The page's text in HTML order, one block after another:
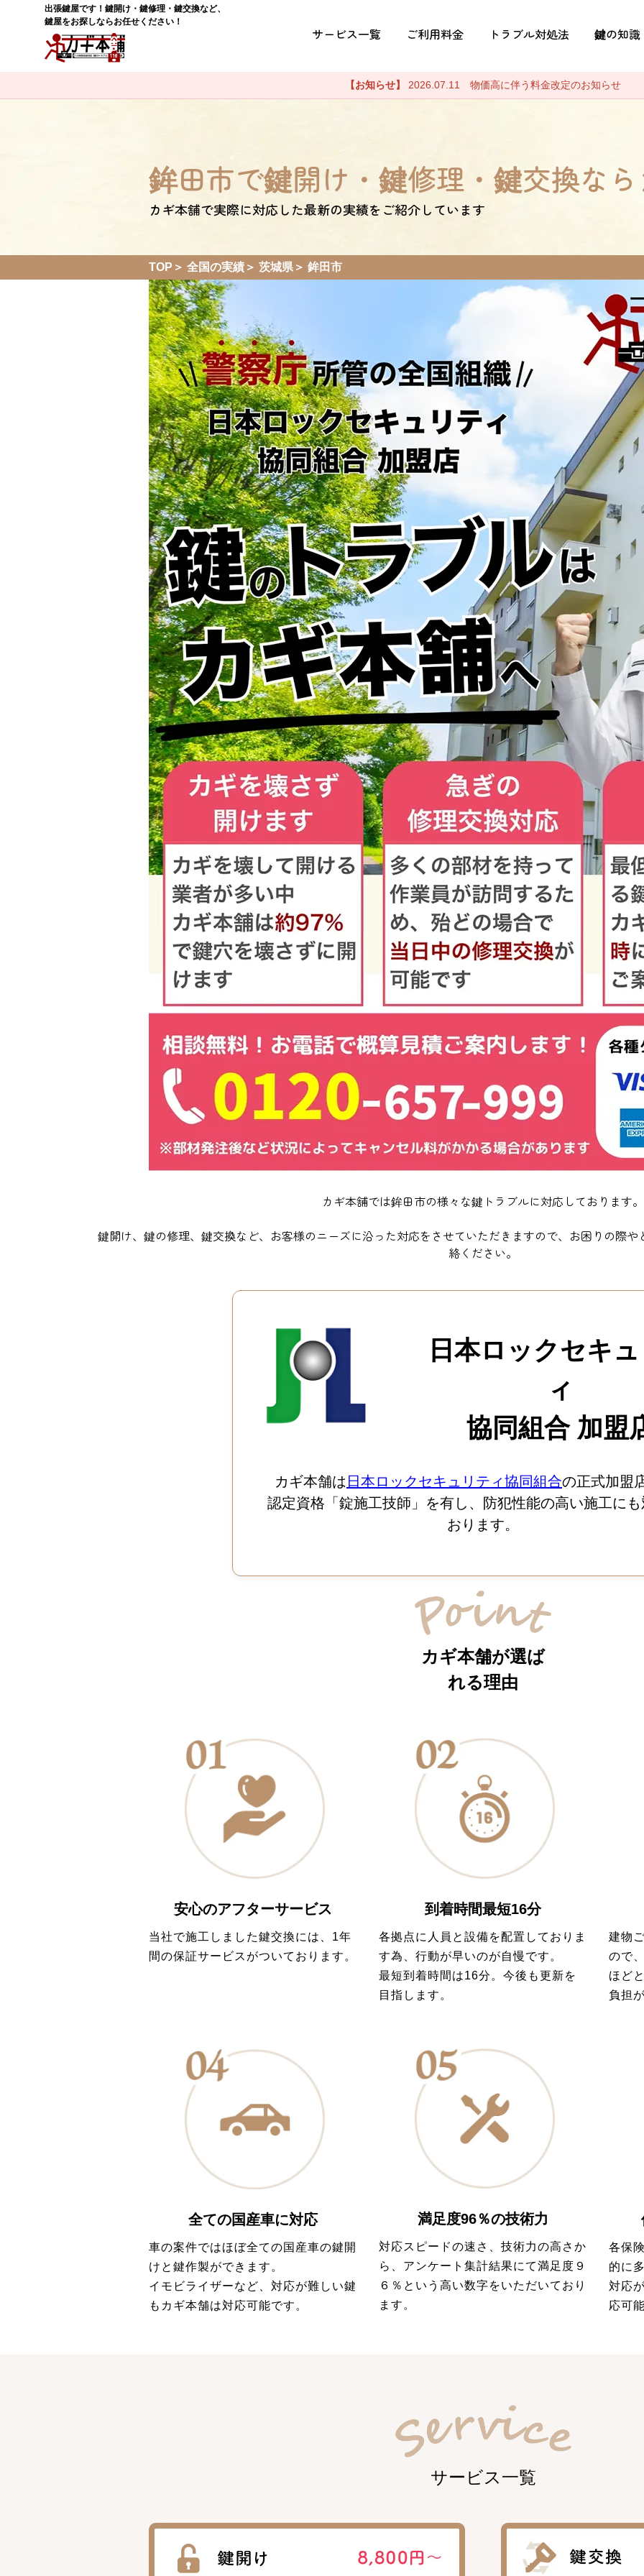
出張鍵屋です！鍵開け・鍵修理・鍵交換など、
鍵屋をお探しならお任せください！
サービス一覧 ご利用料金 トラブル対処法 鍵の知識
【お知らせ】 2026.07.11 物価高に伴う料金改定のお知らせ
鉾田市で鍵開け・鍵修理・鍵交換な
カギ本舗で実際に対応した最新の実績をご紹介しています
TOP 全国の実績 茨城県 鉾田市
カギ本舗では鉾田市の様々な鍵トラブルに対応しております。
鍵開け、鍵の修理、鍵交換など、お客様のニーズに沿った対応をさせていただきますので、お困りの際
絡ください。
日本ロックセキ
ィ
協同組合 加盟
カギ本舗は 日本ロックセキュリティ協同組合の正式加盟
認定資格「錠施工技師」を有し、防犯性能の高い施工に
おります。
カギ本舗が選ば
れる理由
安心のアフターサービス
当社で施工しました鍵交換には、1年
間の保証サービスがついております。
到着時間最短16分
各拠点に人員と設備を配置しておりま
す為、行動が早いのが自慢です。
最短到着時間は16分。今後も更新を
目指します。
建物
ので
ほど
負担
全ての国産車に対応
車の案件ではほぼ全ての国産車の鍵開
けと鍵作製ができます。
イモビライザーなど、対応が難しい鍵
もカギ本舗は対応可能です。
満足度96％の技術力
対応スピードの速さ、技術力の高さか
ら、アンケート集計結果にて満足度９
６％という高い数字をいただいており
ます。
各保
的に
対応
応可
サービス一覧